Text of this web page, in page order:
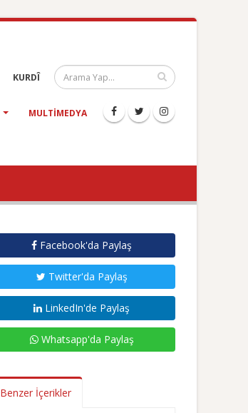
KURDÎ
MULTIMEDYA
Facebook'da Paylaş
Twitter'da Paylaş
LinkedIn'de Paylaş
Whatsapp'da Paylaş
Benzer İçerikler